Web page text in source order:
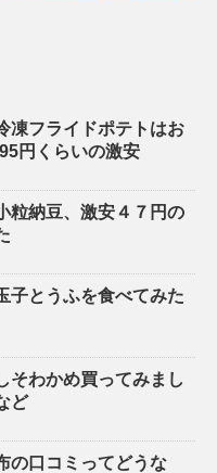
凍フライドポテトはお
円くらいの激安
粒納豆、激安４７円の
子とうふを食べてみた
そわかめ買ってみまし
ど
の口コミってどうな